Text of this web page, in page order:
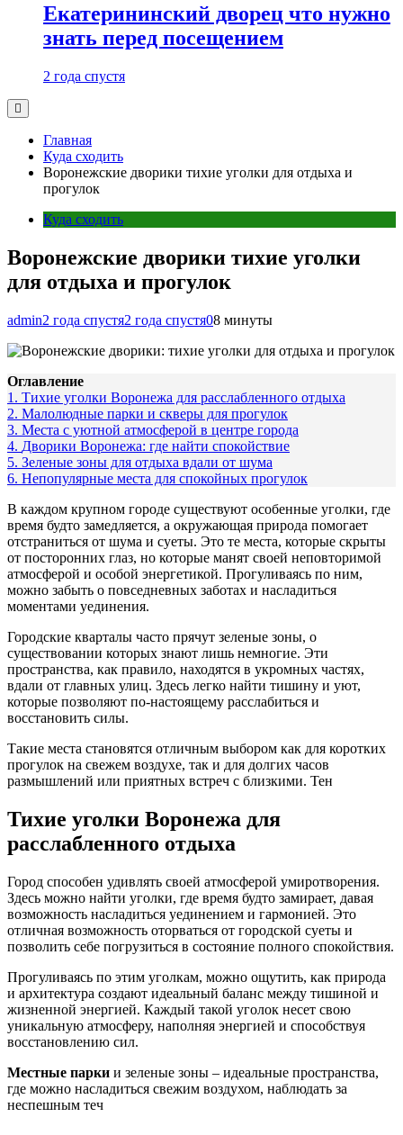
Екатерининский дворец что нужно
знать перед посещением
2 года спустя
Главная
Куда сходить
Воронежские дворики тихие уголки для отдыха и
прогулок
Куда сходить
Воронежские дворики тихие уголки
для отдыха и прогулок
admin2 года спустя2 года спустя08 минуты
Оглавление
1. Тихие уголки Воронежа для расслабленного отдыха
2. Малолюдные парки и скверы для прогулок
3. Места с уютной атмосферой в центре города
4. Дворики Воронежа: где найти спокойствие
5. Зеленые зоны для отдыха вдали от шума
6. Непопулярные места для спокойных прогулок
В каждом крупном городе существуют особенные уголки, где
время будто замедляется, а окружающая природа помогает
отстраниться от шума и суеты. Это те места, которые скрыты
от посторонних глаз, но которые манят своей неповторимой
атмосферой и особой энергетикой. Прогуливаясь по ним,
можно забыть о повседневных заботах и насладиться
моментами уединения.
Городские кварталы часто прячут зеленые зоны, о
существовании которых знают лишь немногие. Эти
пространства, как правило, находятся в укромных частях,
вдали от главных улиц. Здесь легко найти тишину и уют,
которые позволяют по-настоящему расслабиться и
восстановить силы.
Такие места становятся отличным выбором как для коротких
прогулок на свежем воздухе, так и для долгих часов
размышлений или приятных встреч с близкими. Тен
Тихие уголки Воронежа для
расслабленного отдыха
Город способен удивлять своей атмосферой умиротворения.
Здесь можно найти уголки, где время будто замирает, давая
возможность насладиться уединением и гармонией. Это
отличная возможность оторваться от городской суеты и
позволить себе погрузиться в состояние полного спокойствия.
Прогуливаясь по этим уголкам, можно ощутить, как природа
и архитектура создают идеальный баланс между тишиной и
жизненной энергией. Каждый такой уголок несет свою
уникальную атмосферу, наполняя энергией и способствуя
восстановлению сил.
Местные парки и зеленые зоны – идеальные пространства,
где можно насладиться свежим воздухом, наблюдать за
неспешным теч